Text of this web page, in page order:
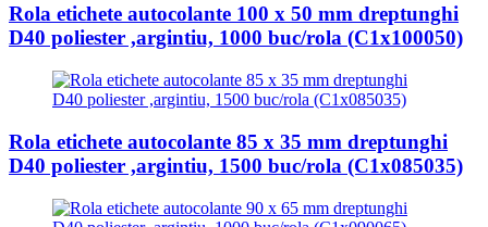
Rola etichete autocolante 100 x 50 mm dreptunghi
D40 poliester ,argintiu, 1000 buc/rola (C1x100050)
Rola etichete autocolante 85 x 35 mm dreptunghi
D40 poliester ,argintiu, 1500 buc/rola (C1x085035)